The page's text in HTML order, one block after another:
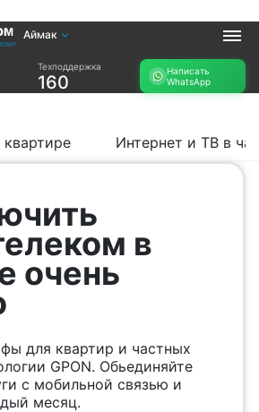
Аймак
Техподдержка
160
Написать
WhatsApp
Интернет в офис
Акции
Заявка на
подбор тарифа
Интернет и ТВ в
в
очень
для квартир и частных
GPON. Обьединяйте
с мобильной связью и
месяц.